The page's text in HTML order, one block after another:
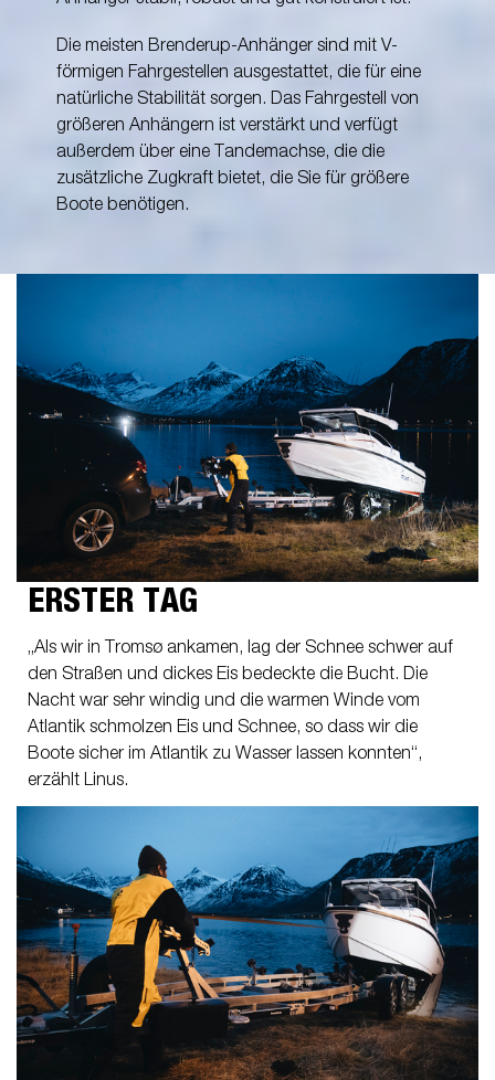
Die meisten Brenderup-Anhänger sind mit V-
förmigen Fahrgestellen ausgestattet, die für eine
natürliche Stabilität sorgen. Das Fahrgestell von
größeren Anhängern ist verstärkt und verfügt
außerdem über eine Tandemachse, die die
zusätzliche Zugkraft bietet, die Sie für größere
Boote benötigen.
ERSTER TAG
„Als wir in Tromsø ankamen, lag der Schnee schwer auf
den Straßen und dickes Eis bedeckte die Bucht. Die
Nacht war sehr windig und die warmen Winde vom
Atlantik schmolzen Eis und Schnee, so dass wir die
Boote sicher im Atlantik zu Wasser lassen konnten“,
erzählt Linus.